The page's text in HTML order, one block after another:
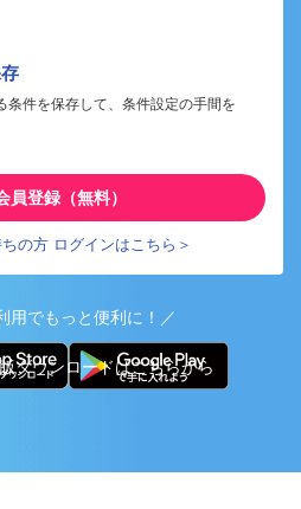
条件を保存して、条件設定の手間を
員登録（無料）
の方 ログインはこちら＞
用でもっと便利に！／
ダウンロードはこちらから